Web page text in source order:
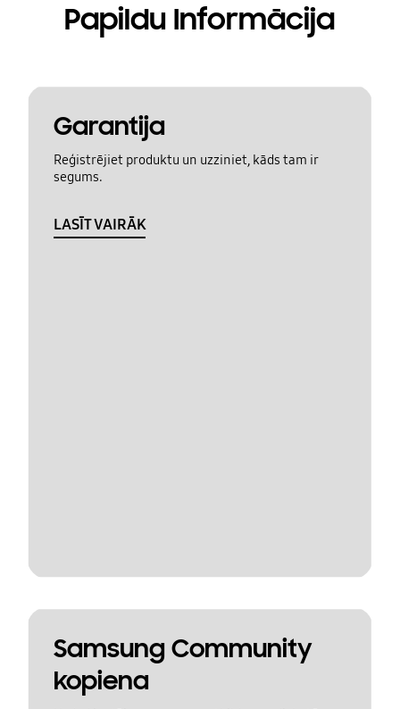
Papildu Informācija
Garantija
Reģistrējiet produktu un uzziniet, kāds tam ir
segums.
LASĪT VAIRĀK
Samsung Community
kopiena